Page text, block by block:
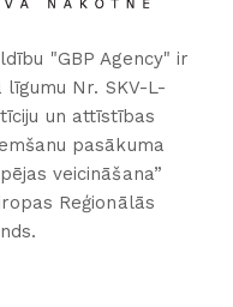
"GBP Agency" ir
līgumu Nr. SKV-L-
un attīstības
pasākuma
veicināšana”
Reģionālās